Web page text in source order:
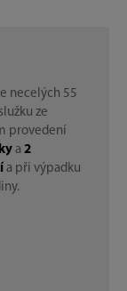
necelých 55
ze
provedení
a 2
a při výpadku